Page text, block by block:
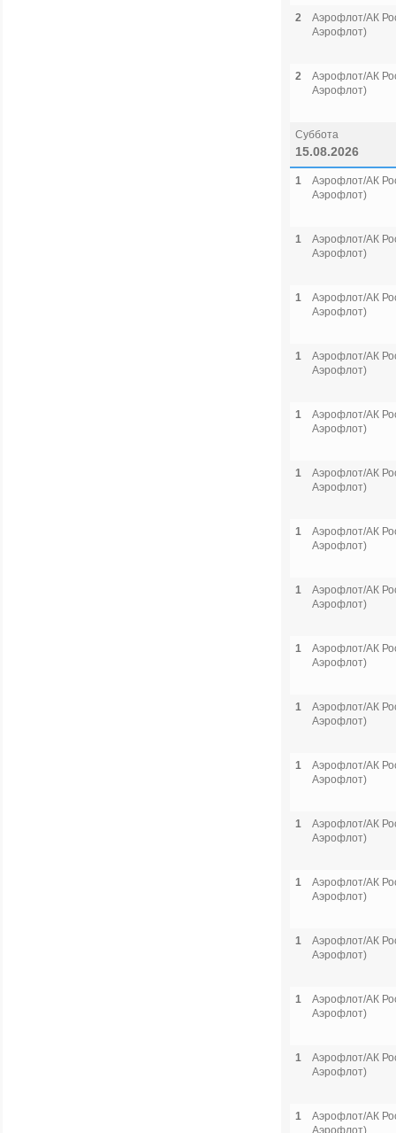
2
Аэрофлот/АК
Аэрофлот)
2
Аэрофлот/АК
Аэрофлот)
Суббота
15.08.2026
1
Аэрофлот/АК
Аэрофлот)
1
Аэрофлот/АК
Аэрофлот)
1
Аэрофлот/АК
Аэрофлот)
1
Аэрофлот/АК
Аэрофлот)
1
Аэрофлот/АК
Аэрофлот)
1
Аэрофлот/АК
Аэрофлот)
1
Аэрофлот/АК
Аэрофлот)
1
Аэрофлот/АК
Аэрофлот)
1
Аэрофлот/АК
Аэрофлот)
1
Аэрофлот/АК
Аэрофлот)
1
Аэрофлот/АК
Аэрофлот)
1
Аэрофлот/АК
Аэрофлот)
1
Аэрофлот/АК
Аэрофлот)
1
Аэрофлот/АК
Аэрофлот)
1
Аэрофлот/АК
Аэрофлот)
1
Аэрофлот/АК
Аэрофлот)
1
Аэрофлот/АК
Аэрофлот)